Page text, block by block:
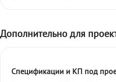
Дополнительно для
Спецификации и КП под